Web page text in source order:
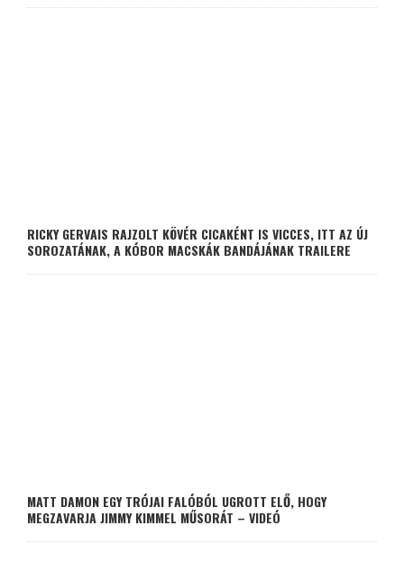
RICKY GERVAIS RAJZOLT KÖVÉR CICAKÉNT IS VICCES, ITT AZ ÚJ
SOROZATÁNAK, A KÓBOR MACSKÁK BANDÁJÁNAK TRAILERE
MATT DAMON EGY TRÓJAI FALÓBÓL UGROTT ELŐ, HOGY
MEGZAVARJA JIMMY KIMMEL MŰSORÁT – VIDEÓ